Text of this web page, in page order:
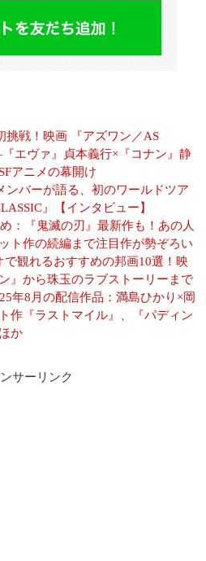
挑戦！映画 『アズワン／AS
エヴァ』貞本義行×『コナン』静
アニメの幕開け
ンバーが語る、初のワールドツア
』【インタビュー】
：『鬼滅の刃』最新作も！あの人
ト作の続編まで注目作が勢ぞろい
で観れるおすすめの邦画10選！映
』から珠玉のラブストーリーまで
年8月の配信作品：満島ひかり×岡
作『ラストマイル』、『パディン
か
サーリンク